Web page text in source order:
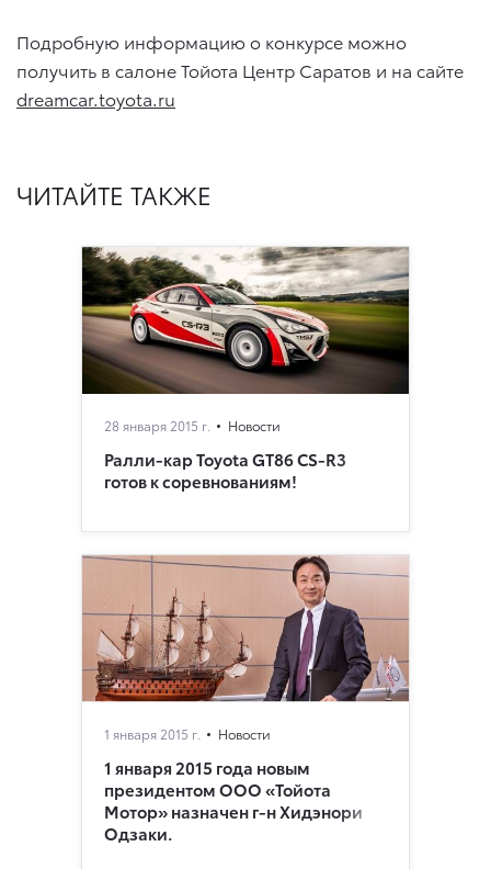
Подробную информацию о конкурсе можно
получить в салоне Тойота Центр Саратов и на сайте
dreamcar.toyota.ru
ЧИТАЙТЕ ТАКЖЕ
28 января 2015 г. Новости
Ралли-кар Toyota GT86 CS-R3
готов к соревнованиям!
1 января 2015 г. Новости
1 января 2015 года новым
президентом ООО «Тойота
Мотор» назначен г-н Хидэнори
Одзаки.